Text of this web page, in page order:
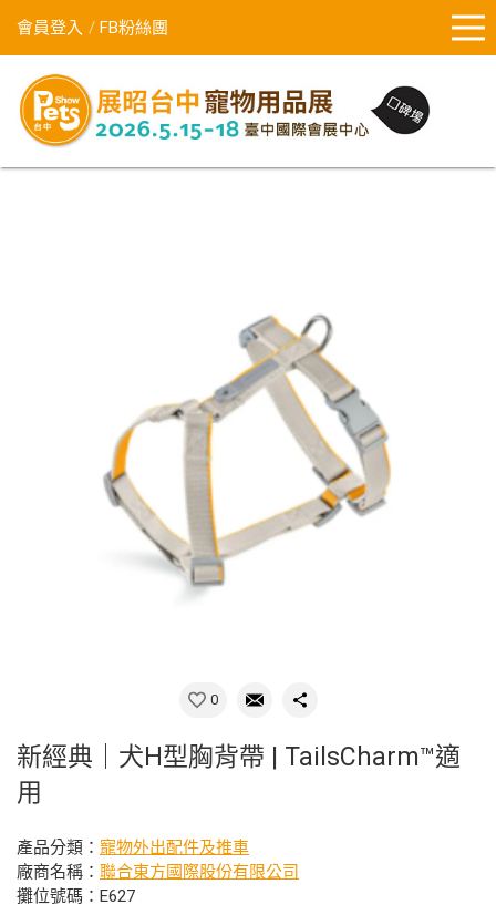
會員登入 FB粉絲團
0
新經典｜犬H型胸背帶 | TailsCharm™適
用
產品分類： 寵物外出配件及推車
廠商名稱： 聯合東方國際股份有限公司
攤位號碼：E627